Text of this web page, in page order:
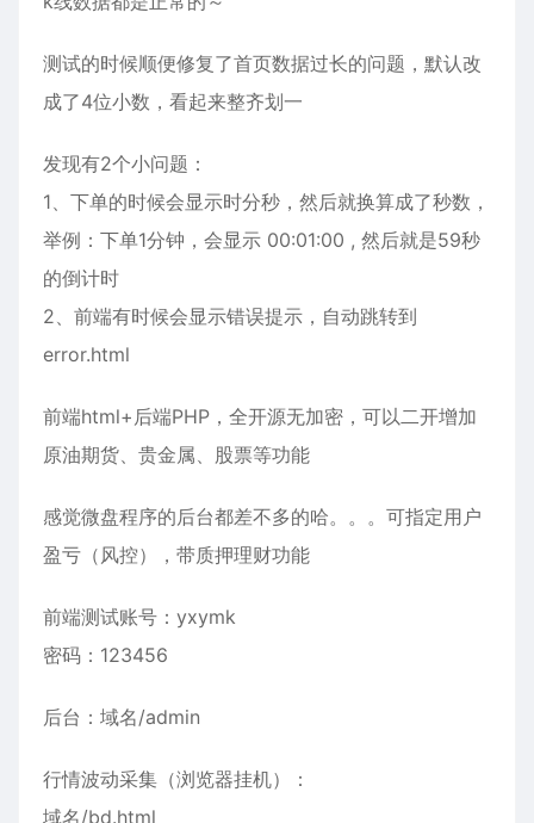
测试的时候顺便修复了首页数据过长的问题，默认改
成了4位小数，看起来整齐划一
发现有2个小问题：
1、下单的时候会显示时分秒，然后就换算成了秒数，
举例：下单1分钟，会显示 00:01:00 , 然后就是59秒
的倒计时
2、前端有时候会显示错误提示，自动跳转到
error.html
前端html+后端PHP，全开源无加密，可以二开增加
原油期货、贵金属、股票等功能
感觉微盘程序的后台都差不多的哈。。。可指定用户
盈亏（风控），带质押理财功能
前端测试账号：yxymk
密码：123456
后台：域名/admin
行情波动采集（浏览器挂机）：
域名/bd.html